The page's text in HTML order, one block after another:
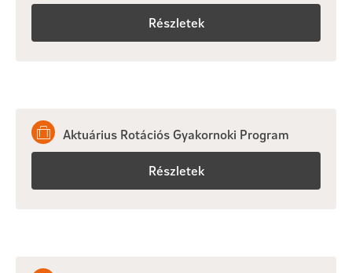
Részletek
Aktuárius Rotációs Gyakornoki Program
Részletek